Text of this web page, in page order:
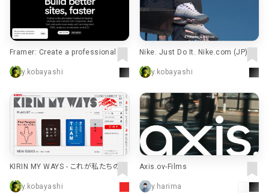
Framer: Create a professional we
bsite, free. No code website build
er loved by designers.
y.kobayashi
Nike. Just Do It. Nike.com (JP).オ
y.kobayashi
KIRIN MY WAYS - これが私たちの姿
y.kobayashi
Axis.ov-Films
y.harima